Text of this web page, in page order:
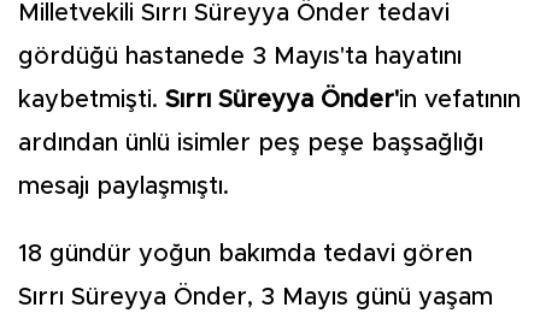
Milletvekili Sırrı Süreyya Önder tedavi
gördüğü hastanede 3 Mayıs'ta hayatını
kaybetmişti. Sırrı Süreyya Önder'in vefatının
ardından ünlü isimler peş peşe başsağlığı
mesajı paylaşmıştı.
18 gündür yoğun bakımda tedavi gören
Sırrı Süreyya Önder, 3 Mayıs günü yaşam